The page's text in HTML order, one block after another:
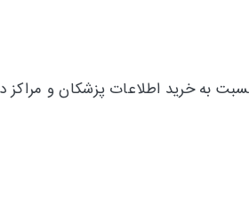
به خرید اطلاعات پزشکان و مراکز